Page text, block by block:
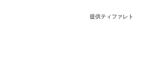
提供ティファレト